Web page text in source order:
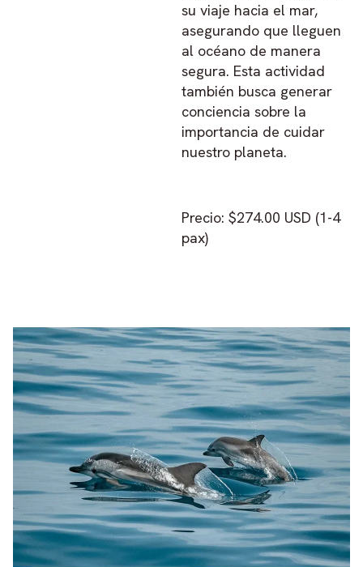
su viaje hacia el mar,
asegurando que lleguen
al océano de manera
segura. Esta actividad
también busca generar
conciencia sobre la
importancia de cuidar
nuestro planeta.
Precio: $274.00 USD (1-4
pax)